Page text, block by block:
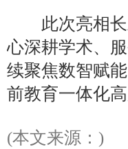
此次亮相长
心深耕学术、
续聚焦数智赋
前教育一体化
(本文来源：)